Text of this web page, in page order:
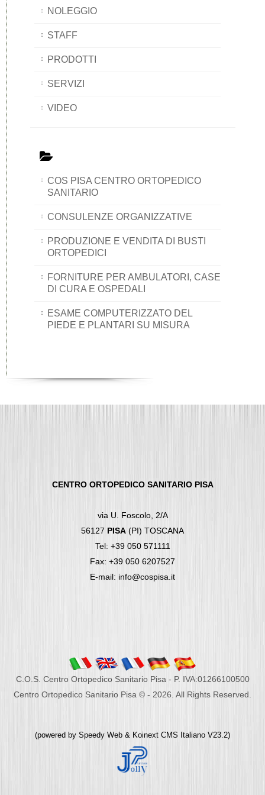
NOLEGGIO
STAFF
PRODOTTI
SERVIZI
VIDEO
COS PISA CENTRO ORTOPEDICO
SANITARIO
CONSULENZE ORGANIZZATIVE
PRODUZIONE E VENDITA DI BUSTI
ORTOPEDICI
FORNITURE PER AMBULATORI, CASE
DI CURA E OSPEDALI
ESAME COMPUTERIZZATO DEL
PIEDE E PLANTARI SU MISURA
CENTRO ORTOPEDICO SANITARIO PISA
via U. Foscolo, 2/A
56127 PISA (PI) TOSCANA
Tel: +39 050 571111
Fax: +39 050 6207527
E-mail: info@cospisa.it
C.O.S. Centro Ortopedico Sanitario Pisa - P. IVA:01266100500
Centro Ortopedico Sanitario Pisa © - 2026. All Rights Reserved.
(powered by Speedy Web & Koinext CMS Italiano V23.2)